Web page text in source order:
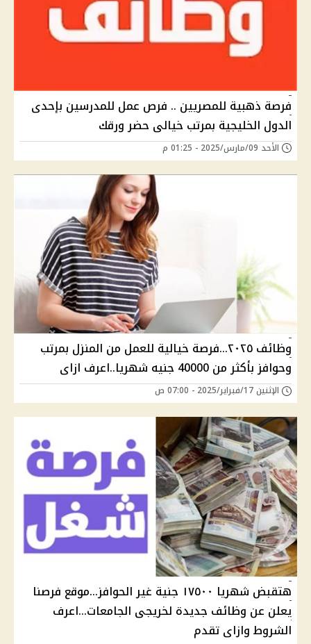
فرصة ذهبية للمصريين .. فرص عمل للمدرسين بإحدى
الدول الخليجية بمرتب خيالى حضر ورقك
الأحد 09/مارس/2025 - 01:25 م
وظائف ٢٠٢٥...فرصة خيالية للعمل من المنزل بمرتب
وحوافز بأكثر من 40000 جنيه شهريا..اعرف ازاى
الإثنين 17/فبراير/2025 - 07:00 ص
هتقبض شهريا ١٧٥٠٠ جنية غير الحوافز...موقع فرصنا
يعلن عن وظائف جديدة لخريجى الجامعات...اعرف
الشروط وازاى تقدم